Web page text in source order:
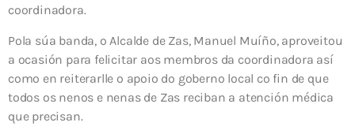
coordinadora.
Pola súa banda, o Alcalde de Zas, Manuel Muíño, aproveitou
a ocasión para felicitar aos membros da coordinadora así
como en reiterarlle o apoio do goberno local co fin de que
todos os nenos e nenas de Zas reciban a atención médica
que precisan.